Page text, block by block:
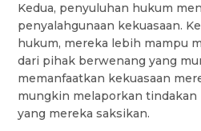
Kedua, penyuluhan hukum
penyalahgunaan kekuasaan.
hukum, mereka lebih mampu
dari pihak berwenang yang
memanfaatkan kekuasaan
mungkin melaporkan tindakan
yang mereka saksikan.